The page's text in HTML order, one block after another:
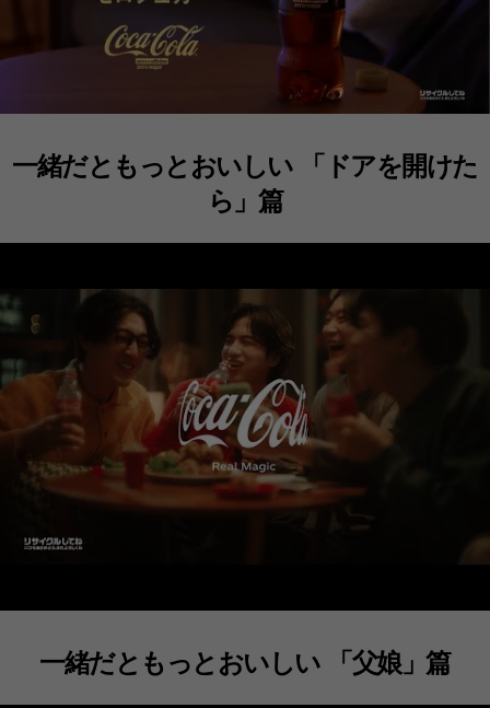
一緒だともっとおいしい 「ドアを開けた
ら」篇
一緒だともっとおいしい 「父娘」篇